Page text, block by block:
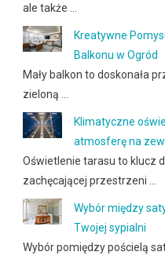
ale także …
Kreatywne
Balkonu w Ogród
Mały balkon to doskonała
zieloną …
Klimatyczne
atmosferę na
Oświetlenie tarasu to klucz
zachęcającej przestrzeni …
Wybór między
Twojej sypialni
Wybór pomiędzy pościelą